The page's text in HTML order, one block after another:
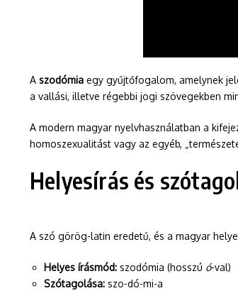
A szodómia egy gyűjtőfogalom, amelynek
a vallási, illetve régebbi jogi szövegekben
A modern magyar nyelvhasználatban a
homoszexualitást vagy az egyéb,
Helyesírás és
A szó görög-latin eredetű, és a magyar
Helyes írásmód: szodómia (hosszú ó-val)
Szótagolása: szo-dó-mi-a